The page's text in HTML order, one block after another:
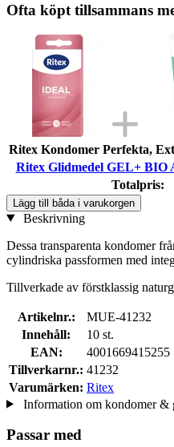
Ofta köpt tillsammans
Ritex Kondomer Perfekta,
Ritex Glidmedel GEL+ BIO
Totalpris:
Lägg till båda i varukorgen
Beskrivning
Dessa transparenta kondomer
cylindriska passformen med
Tillverkade av förstklassig
Artikelnr.:
MUE-41232
Innehåll:
10 st.
EAN:
4001669415255
Tillverkarnr.: 41232
Varumärken: Ritex
Information om kondomer &
Passar med